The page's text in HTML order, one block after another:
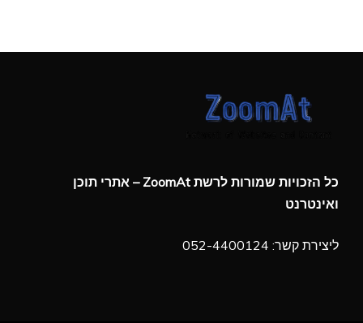
כל הזכויות שמורות לרשת ZoomAt – אתרי תוכן
ואינטרנט
ליצירת קשר: 052-4400124